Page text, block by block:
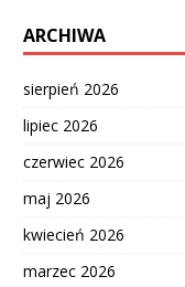
ARCHIWA
sierpień 2026
lipiec 2026
czerwiec 2026
maj 2026
kwiecień 2026
marzec 2026